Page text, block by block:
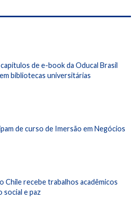
de e-book da Oducal Brasil
bibliotecas universitárias
de curso de Imersão em Negócios
Chile recebe trabalhos acadêmicos
social e paz